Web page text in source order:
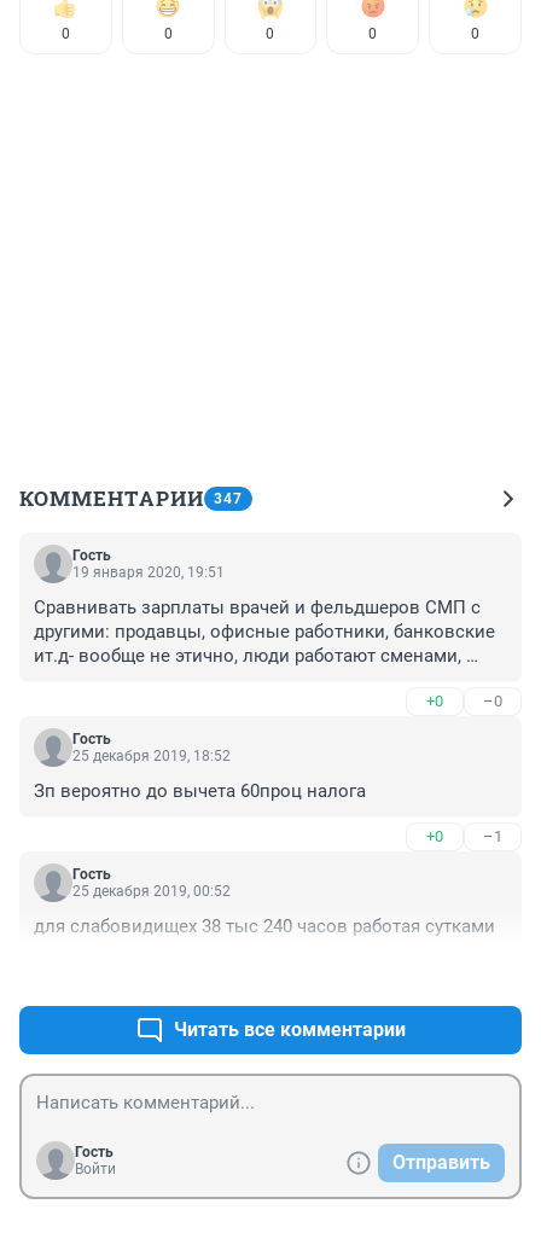
0 0 0 0 0
КОММЕНТАРИИ 347
Гость
19 января 2020, 19:51
Сравнивать зарплаты врачей и фельдшеров СМП с
другими: продавцы, офисные работники, банковские
ит.д- вообще не этично, люди работают сменами,
Укомплектованность низкая. Зарплата и в 40 тыс им
малая. Совсем перестали уважать врачей. Лечите
себя сами, не нойте и ходите в платные центры. Там
+0 –0
Гость
25 декабря 2019, 18:52
Зп вероятно до вычета 60проц налога
+0 –1
Гость
25 декабря 2019, 00:52
для слабовидищех 38 тыс 240 часов работая сутками
Читать все комментарии
Гость
Войти
Отправить